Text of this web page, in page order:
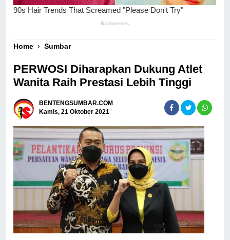
Home ›Sumbar
PERWOSI Diharapkan Dukung Atlet
Wanita Raih Prestasi Lebih Tinggi
BENTENGSUMBAR.COM
Kamis, 21 Oktober 2021